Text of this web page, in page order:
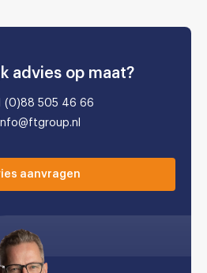
advies op maat?
(0)88 505 46 66
aanvragen